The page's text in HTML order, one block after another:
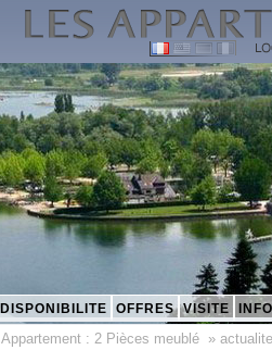
DISPONIBILITE OFFRES VISITE
Appartement : 2 Pièces meublé »